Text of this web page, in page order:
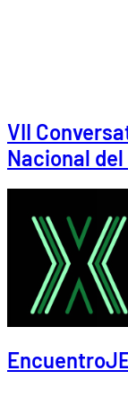
VII
Nacional del